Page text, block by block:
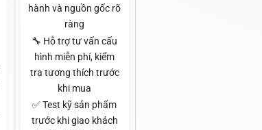
hành và nguồn gốc rõ
ràng
🔧 Hỗ trợ tư vấn cấu
hình miễn phí, kiểm
tra tương thích trước
khi mua
✅ Test kỹ sản phẩm
trước khi giao khách